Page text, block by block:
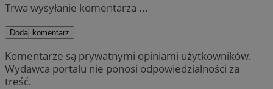
Trwa wysyłanie komentarza ...
Dodaj komentarz
Komentarze są prywatnymi opiniami użytkowników.
Wydawca portalu nie ponosi odpowiedzialności za
treść.